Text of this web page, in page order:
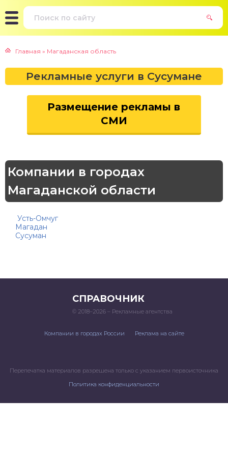
Главная » Магаданская область
Рекламные услуги в Сусумане
Размещение рекламы в
СМИ
Компании в городах
Магаданской области
Усть-Омчуг
Магадан
Сусуман
СПРАВОЧНИК
© 2018–2026 – Рекламные агентства
Компании в городах России Реклама на сайте
Перепечатка материалов разрешена только с указанием первоисточника
Политика конфиденциальности